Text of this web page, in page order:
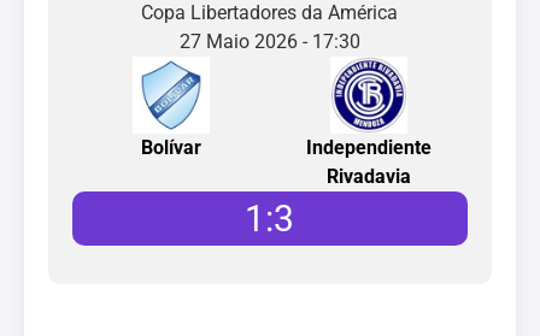
Copa Libertadores da América
27 Maio 2026 - 17:30
Bolívar
Independiente
Rivadavia
1 :3